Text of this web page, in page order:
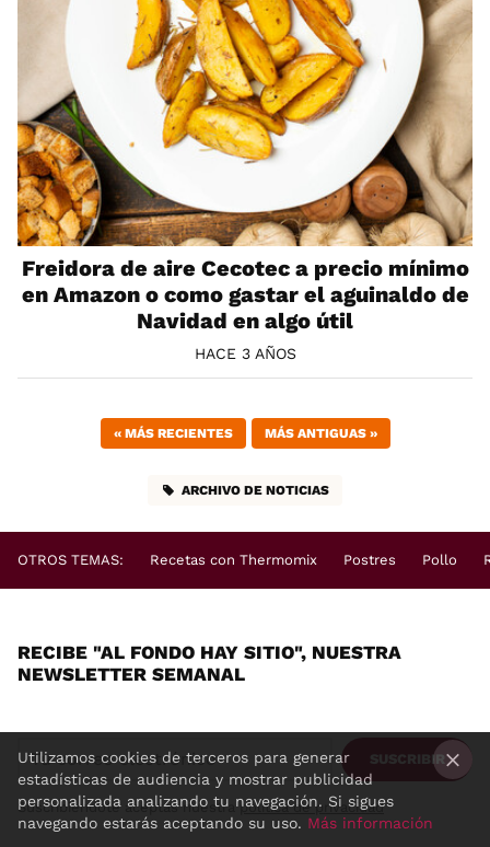
Freidora de aire Cecotec a precio mínimo
en Amazon o como gastar el aguinaldo de
Navidad en algo útil
HACE 3 AÑOS
«MÁS RECIENTES MÁS ANTIGUAS »
ARCHIVO DE NOTICIAS
OTROS TEMAS: Recetas con Thermomix Postres Pollo
RECIBE "AL FONDO HAY SITIO", NUESTRA
NEWSLETTER SEMANAL
SUSCRIBIR
Suscribiéndote aceptas nuestra política de privacidad
Utilizamos cookies de terceros para generar
estadísticas de audiencia y mostrar publicidad
personalizada analizando tu navegación. Si sigues
navegando estarás aceptando su uso. Más información